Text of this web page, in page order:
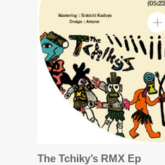
The Tchiky’s RMX Ep